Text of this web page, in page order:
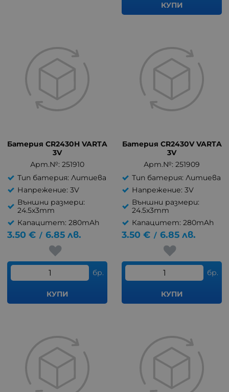
КУПИ
Батерия CR2430H VARTA
3V
Арт.№: 251910
Тип батерия: Литиева
Напрежение: 3V
Външни размери:
24.5x3mm
Капацитет: 280mAh
3.50 € / 6.85 лв.
бр.
КУПИ
Батерия CR2430V VARTA
3V
Арт.№: 251909
Тип батерия: Литиева
Напрежение: 3V
Външни размери:
24.5x3mm
Капацитет: 280mAh
3.50 € / 6.85 лв.
бр.
КУПИ